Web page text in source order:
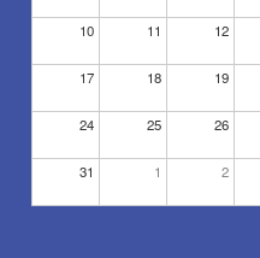
10 11 12
17 18 19
24 25 26
31 1 2